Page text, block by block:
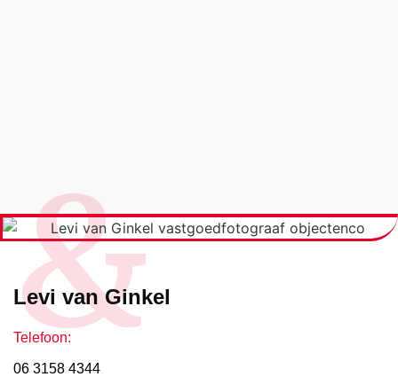
&
Levi van Ginkel
Telefoon:
06 3158 4344